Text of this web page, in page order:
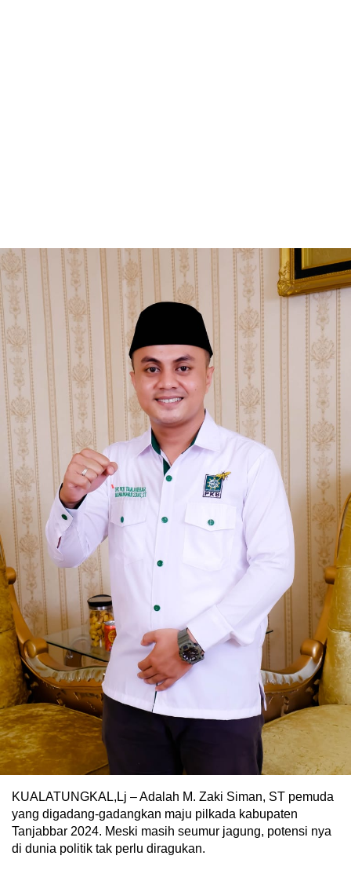
KUALATUNGKAL,Lj – Adalah M. Zaki Siman, ST pemuda
yang digadang-gadangkan maju pilkada kabupaten
Tanjabbar 2024. Meski masih seumur jagung, potensi nya
di dunia politik tak perlu diragukan.